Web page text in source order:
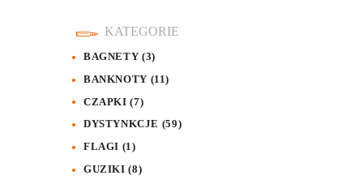
KATEGORIE
BAGNETY (3)
BANKNOTY (11)
CZAPKI (7)
DYSTYNKCJE (59)
FLAGI (1)
GUZIKI (8)